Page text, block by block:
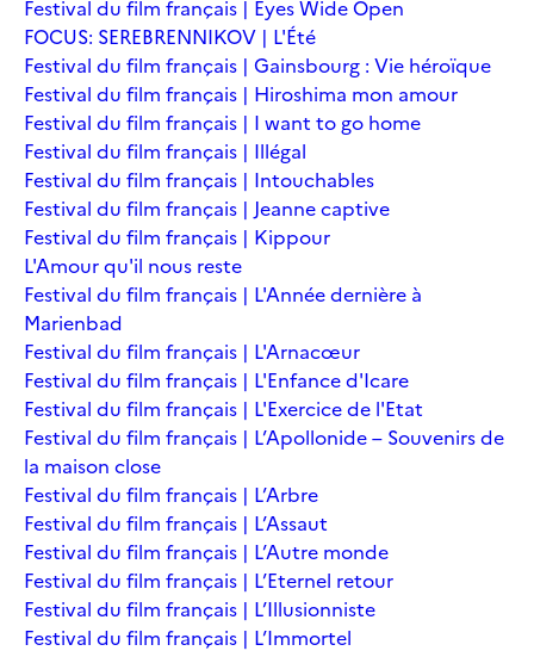
Festival du film français | Eyes Wide Open
FOCUS: SEREBRENNIKOV | L'Été
Festival du film français | Gainsbourg : Vie héroïque
Festival du film français | Hiroshima mon amour
Festival du film français | I want to go home
Festival du film français | Illégal
Festival du film français | Intouchables
Festival du film français | Jeanne captive
Festival du film français | Kippour
L'Amour qu'il nous reste
Festival du film français | L'Année dernière à
Marienbad
Festival du film français | L'Arnacœur
Festival du film français | L'Enfance d'Icare
Festival du film français | L'Exercice de l'Etat
Festival du film français | L’Apollonide – Souvenirs de
la maison close
Festival du film français | L’Arbre
Festival du film français | L’Assaut
Festival du film français | L’Autre monde
Festival du film français | L’Eternel retour
Festival du film français | L’Illusionniste
Festival du film français | L’Immortel